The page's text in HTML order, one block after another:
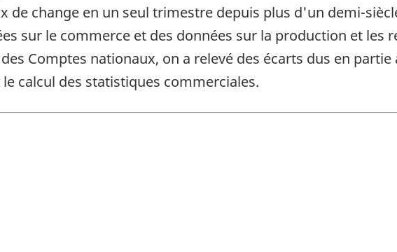
de change en un seul trimestre depuis plus d'un demi-
sur le commerce et des données sur la production et les
Comptes nationaux, on a relevé des écarts dus en partie
calcul des statistiques commerciales.